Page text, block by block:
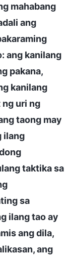
mahabang
ang
ang kanilang
pakana,
kanilang
uri ng
taong may
ilang
taktika sa
sa
ilang tao ay
ang dila,
ang